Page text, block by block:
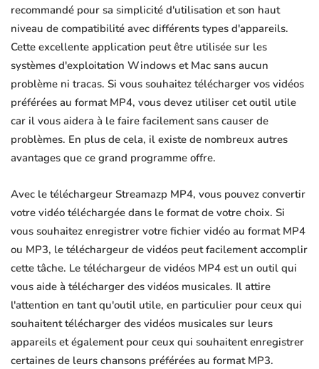
recommandé pour sa simplicité d'utilisation et son haut
niveau de compatibilité avec différents types d'appareils.
Cette excellente application peut être utilisée sur les
systèmes d'exploitation Windows et Mac sans aucun
problème ni tracas. Si vous souhaitez télécharger vos vidéos
préférées au format MP4, vous devez utiliser cet outil utile
car il vous aidera à le faire facilement sans causer de
problèmes. En plus de cela, il existe de nombreux autres
avantages que ce grand programme offre.
Avec le téléchargeur Streamazp MP4, vous pouvez convertir
votre vidéo téléchargée dans le format de votre choix. Si
vous souhaitez enregistrer votre fichier vidéo au format MP4
ou MP3, le téléchargeur de vidéos peut facilement accomplir
cette tâche. Le téléchargeur de vidéos MP4 est un outil qui
vous aide à télécharger des vidéos musicales. Il attire
l'attention en tant qu'outil utile, en particulier pour ceux qui
souhaitent télécharger des vidéos musicales sur leurs
appareils et également pour ceux qui souhaitent enregistrer
certaines de leurs chansons préférées au format MP3.